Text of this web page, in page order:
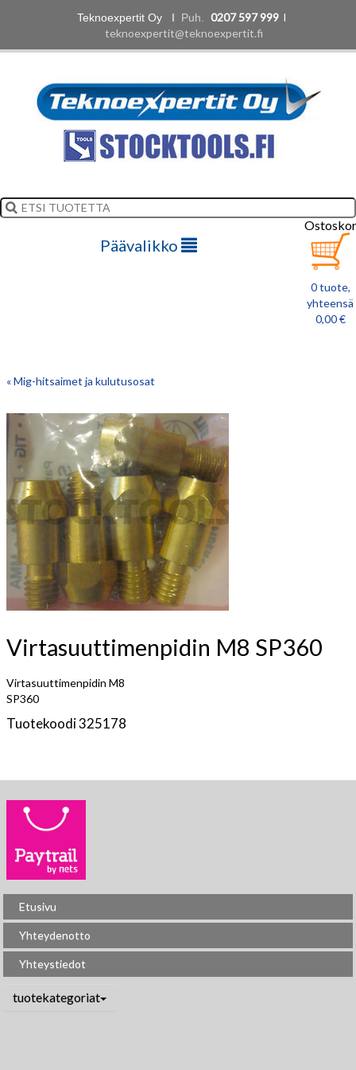
Teknoexpertit Oy I Puh. 0207 597 999 l
teknoexpertit@teknoexpertit.fi
Päävalikko
0 tuote,
yhteensä
0,00 €
« Mig-hitsaimet ja kulutusosat
Virtasuuttimenpidin M8 SP360
Virtasuuttimenpidin M8
SP360
Tuotekoodi 325178
Etusivu
Yhteydenotto
Yhteystiedot
tuotekategoriat